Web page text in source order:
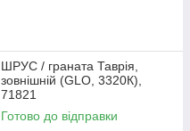
ШРУС / граната Таврія,
зовнішній (GLO, 3320К),
71821
Готово до відправки